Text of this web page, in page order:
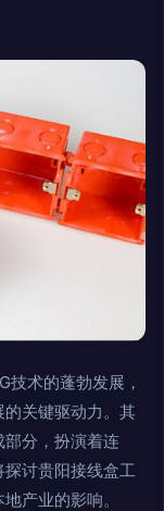
技术的蓬勃发展，
关键驱动力。其
分，扮演着连
讨贵阳接线盒工
产业的影响。